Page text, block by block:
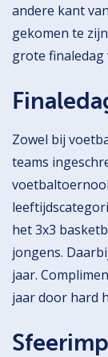
andere kant
gekomen te
grote finaledag
Zowel bij
teams
het 3x3
jongens.
jaar.
jaar door hard